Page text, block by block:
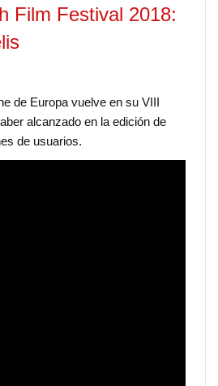
Film Festival 2018:
de Europa vuelve en su VIII
alcanzado en la edición de
de usuarios.